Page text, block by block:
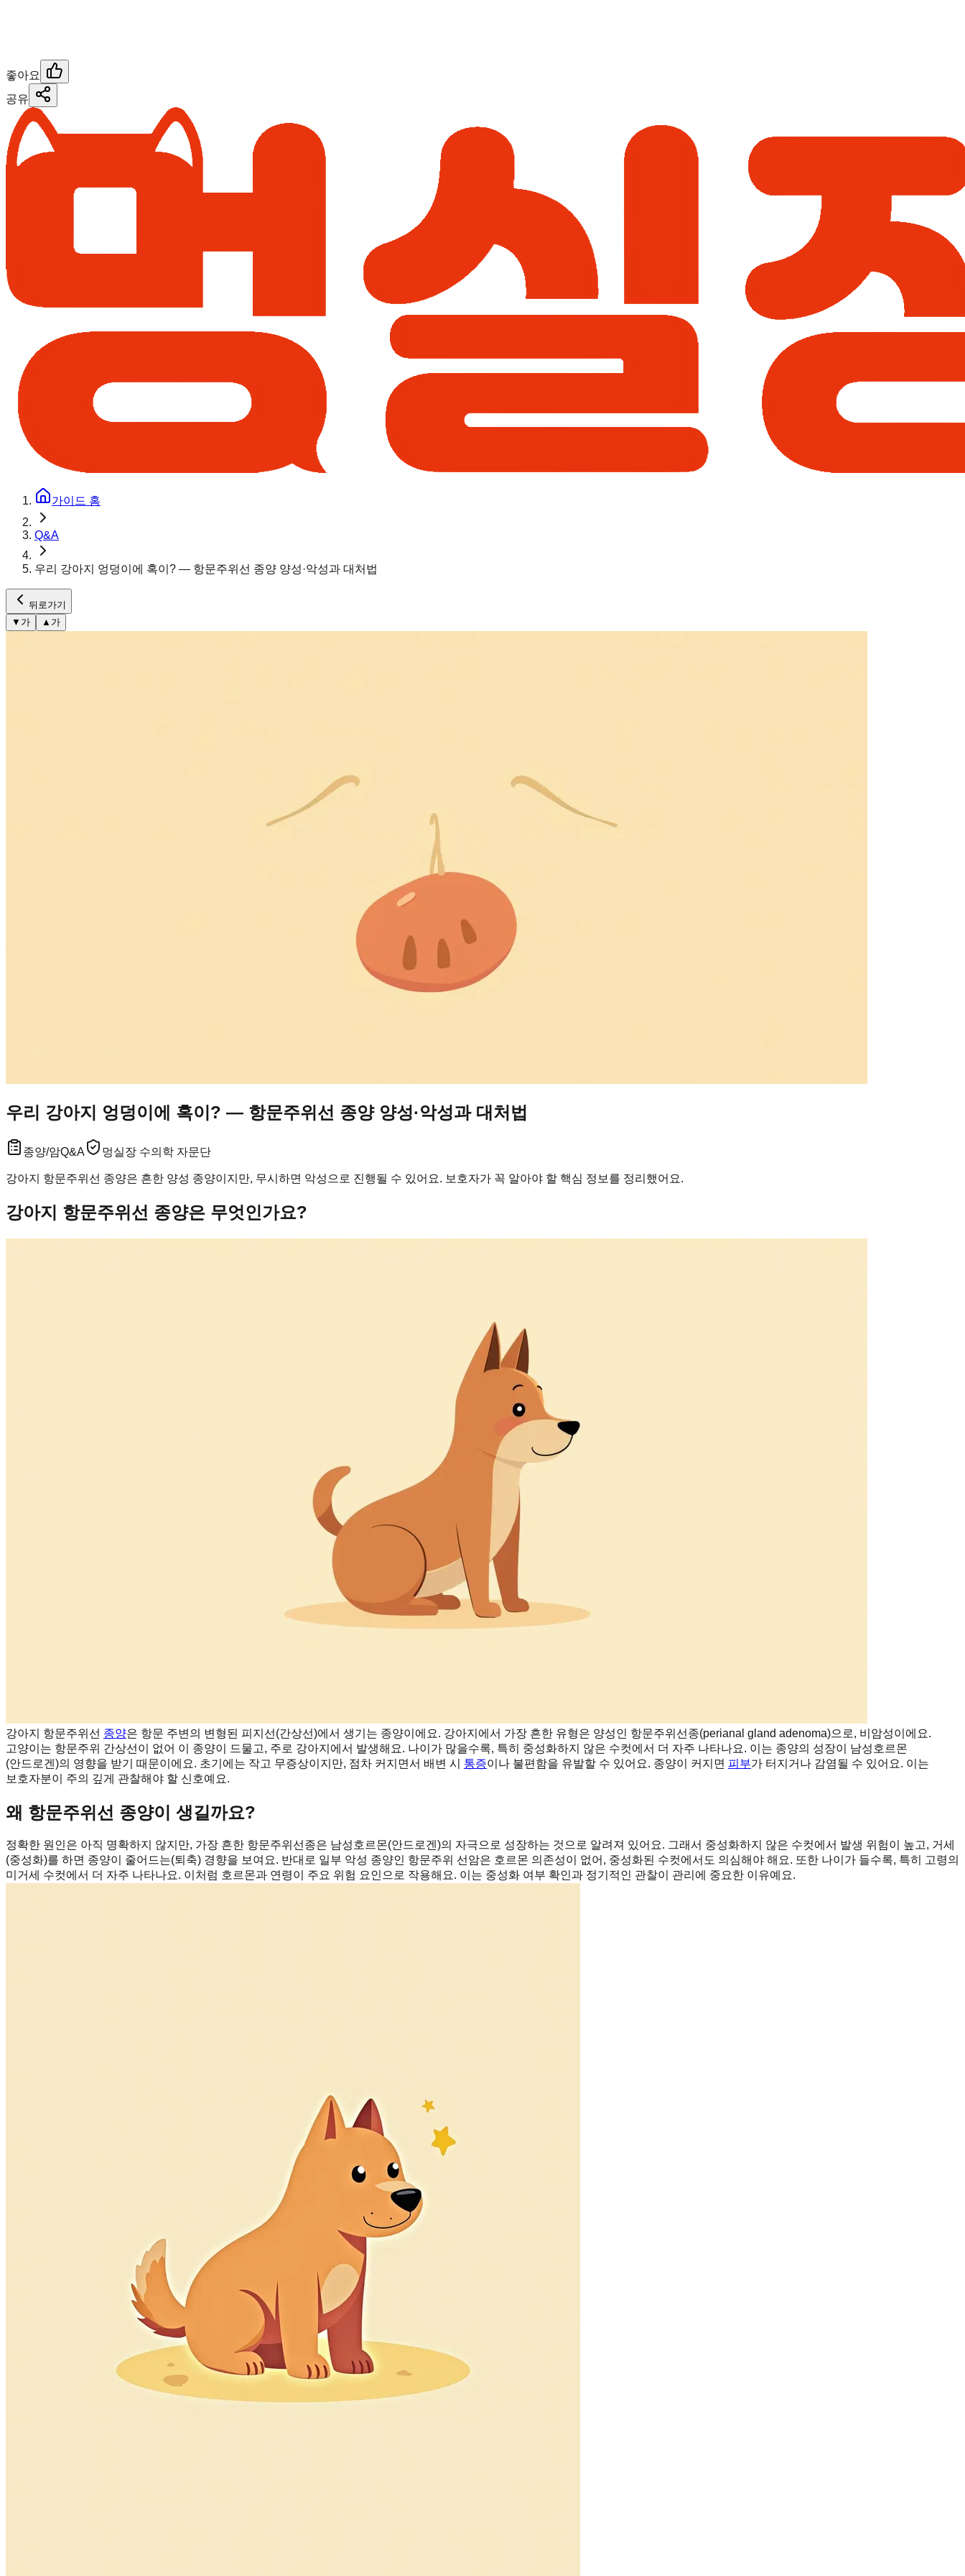
좋아요
공유
가이드 홈
Q&A
우리 강아지 엉덩이에 혹이? — 항문주위선 종양 양성·악성과 대처법
뒤로가기
▼ 가 ▲ 가
우리 강아지 엉덩이에 혹이? — 항문주위선 종양 양성·악성과 대처법
종양/암Q&A 멍실장 수의학 자문단
강아지 항문주위선 종양은 흔한 양성 종양이지만, 무시하면 악성으로 진행될 수 있어요. 보호자가 꼭 알아야 할 핵심 정보를 정리했어요.
강아지 항문주위선 종양은 무엇인가요?
강아지 항문주위선 종양은 항문 주변의 변형된 피지선(간상선)에서 생기는 종양이에요. 강아지에서 가장 흔한 유형은 양성인 항문주위선종(perianal gland adenoma)으로, 비암성이에요.
고양이는 항문주위 간상선이 없어 이 종양이 드물고, 주로 강아지에서 발생해요. 나이가 많을수록, 특히 중성화하지 않은 수컷에서 더 자주 나타나요. 이는 종양의 성장이 남성호르몬
(안드로겐)의 영향을 받기 때문이에요. 초기에는 작고 무증상이지만, 점차 커지면서 배변 시 통증이나 불편함을 유발할 수 있어요. 종양이 커지면 피부가 터지거나 감염될 수 있어요. 이는
보호자분이 주의 깊게 관찰해야 할 신호예요.
왜 항문주위선 종양이 생길까요?
정확한 원인은 아직 명확하지 않지만, 가장 흔한 항문주위선종은 남성호르몬(안드로겐)의 자극으로 성장하는 것으로 알려져 있어요. 그래서 중성화하지 않은 수컷에서 발생 위험이 높고, 거세
(중성화)를 하면 종양이 줄어드는(퇴축) 경향을 보여요. 반대로 일부 악성 종양인 항문주위 선암은 호르몬 의존성이 없어, 중성화된 수컷에서도 의심해야 해요. 또한 나이가 들수록, 특히 고령의
미거세 수컷에서 더 자주 나타나요. 이처럼 호르몬과 연령이 주요 위험 요인으로 작용해요. 이는 중성화 여부 확인과 정기적인 관찰이 관리에 중요한 이유예요.